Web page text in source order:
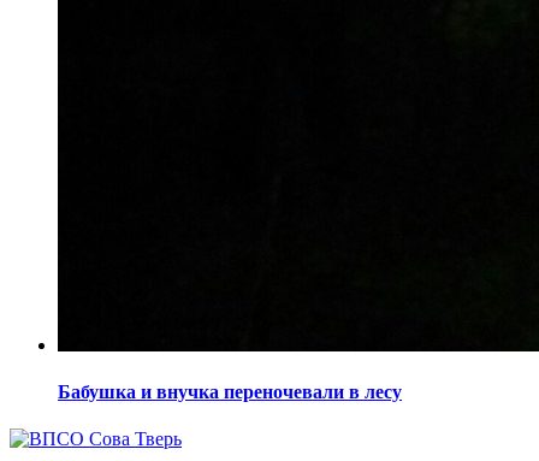
Бабушка и внучка переночевали в лесу